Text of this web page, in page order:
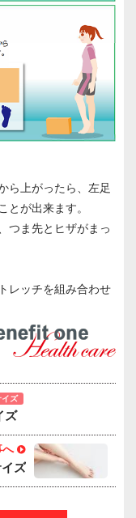
ら上がったら、左足
とが出来ます。
つま先とヒザがまっ
レッチを組み合わせ
イズ
ズ
へ
ズ